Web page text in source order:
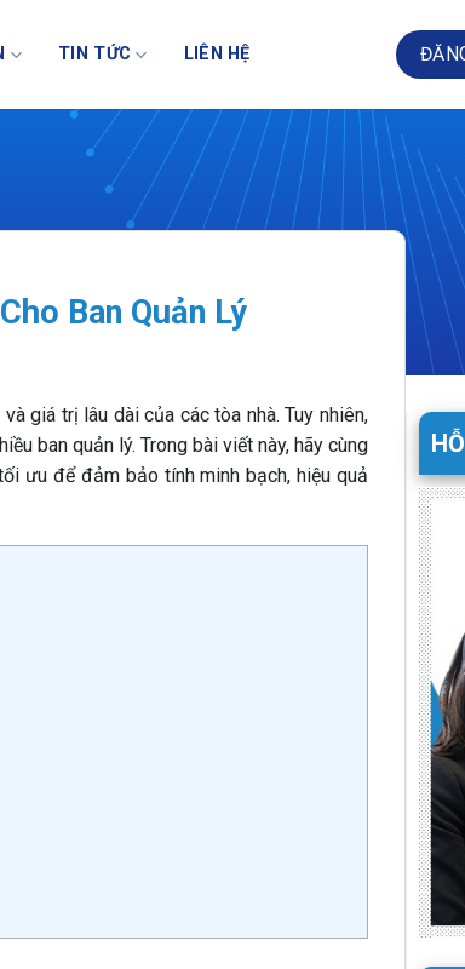
HÀNH TÒA NHÀ TOÀN
TIN TỨC LIÊN HỆ
Ban Quản Lý
giá trị lâu dài của các tòa nhà. Tuy nhiên,
ban quản lý. Trong bài viết này, hãy cùng
ưu để đảm bảo tính minh bạch, hiệu quả